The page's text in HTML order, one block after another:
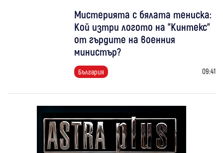
Мистерията с бялата тениска:
Кой изтри логото на "Кинтекс"
от гърдите на военния
министър?
България 09:41